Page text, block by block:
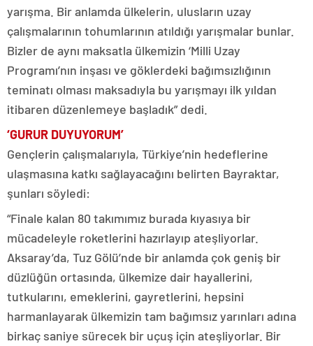
yarışma. Bir anlamda ülkelerin, ulusların uzay
çalışmalarının tohumlarının atıldığı yarışmalar bunlar.
Bizler de aynı maksatla ülkemizin ‘Milli Uzay
Programı’nın inşası ve göklerdeki bağımsızlığının
teminatı olması maksadıyla bu yarışmayı ilk yıldan
itibaren düzenlemeye başladık” dedi.
‘GURUR DUYUYORUM’
Gençlerin çalışmalarıyla, Türkiye’nin hedeflerine
ulaşmasına katkı sağlayacağını belirten Bayraktar,
şunları söyledi:
“Finale kalan 80 takımımız burada kıyasıya bir
mücadeleyle roketlerini hazırlayıp ateşliyorlar.
Aksaray’da, Tuz Gölü’nde bir anlamda çok geniş bir
düzlüğün ortasında, ülkemize dair hayallerini,
tutkularını, emeklerini, gayretlerini, hepsini
harmanlayarak ülkemizin tam bağımsız yarınları adına
birkaç saniye sürecek bir uçuş için ateşliyorlar. Bir